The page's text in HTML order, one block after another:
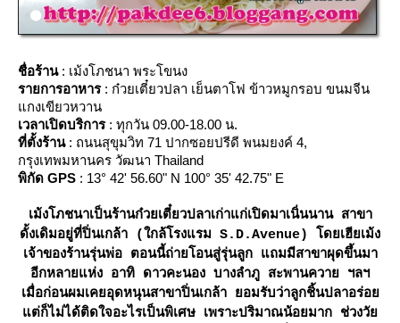
ชื่อร้าน : เม้งโภชนา พระโขนง
รายการอาหาร: ก๋วยเตี๋ยวปลา เย็นตาโฟ ข้าวหมูกรอบ ขนมจีน
กงเขียวหวาน
เวลาเปิดบริการ: ทุกวัน 09.00-18.00 น.
ที่ตั้งร้าน: ถนนสุขุมวิท 71 ปากซอยปรีดี พนมยงค์ 4,
กรุงเทพมหานคร วัฒนา Thailand
พิกัด GPS : 13° 42' 56.60" N 100° 35' 42.75" E
เม้งโภชนาเป็นร้านก๋วยเตี๋ยวปลาเก่าแก่เปิดมาเนิ่นนาน สาขา
ดั้งเดิมอยู่ที่ปิ่นเกล้า (ใกล้โรงแรม S.D.Avenue) โดยเฮียเม้ง
เจ้าของร้านรุ่นพ่อ ตอนนี้ถ่ายโอนสู่รุ่นลูก แถมมีสาขาผุดขึ้นมา
อีกหลายแห่ง อาทิ ดาวคะนอง บางลำภู สะพานควาย ฯลฯ
เมื่อก่อนผมเคยอุดหนุนสาขาปิ่นเกล้า ยอมรับว่าลูกชิ้นปลาอร่อ
ต่ก็ไม่ได้ติดใจอะไรเป็นพิเศษ เพราะปริมาณน้อยมาก ช่วงวั